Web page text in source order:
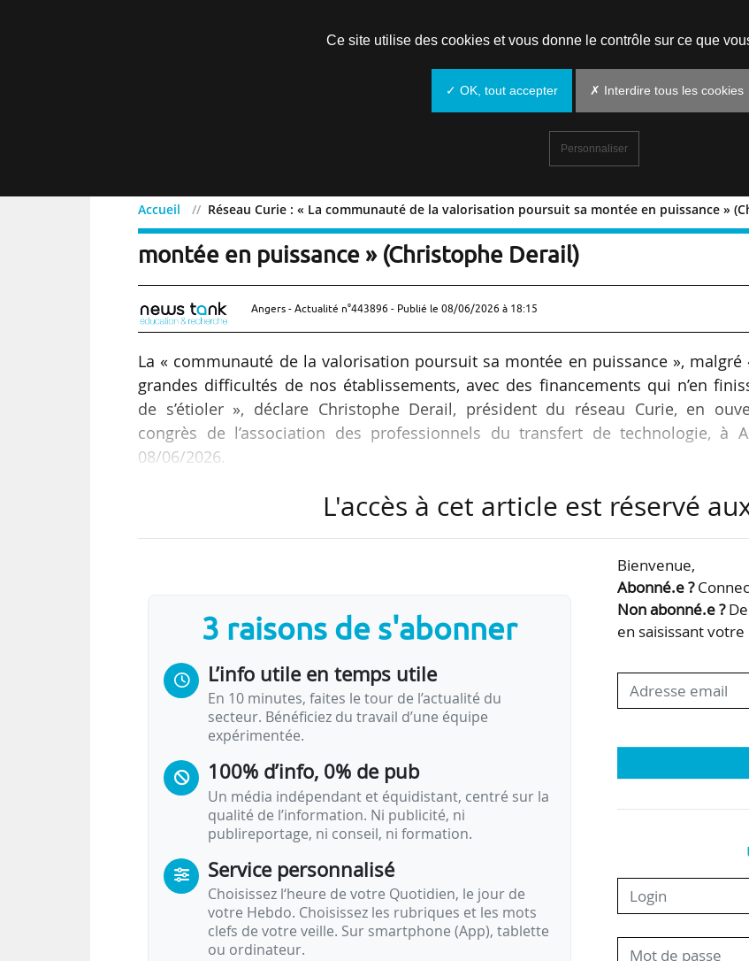
Accueil Réseau Curie : « La communauté de la valorisation poursuit sa montée en puissance »
Réseau Curie : « La communauté de la valorisation
montée en puissance » (Christophe Derail)
Angers - Actualité n°443896 - Publié le 08/06/2026 à 18:15
La « communauté de la valorisation poursuit sa montée en puissance », malgré
grandes difficultés de nos établissements, avec des financements qui n’en
de s’étioler », déclare Christophe Derail, président du réseau Curie, en
congrès de l’association des professionnels du transfert de technologie, à
08/06/2026.
Le congrès se tient jusqu’au 10/06 et rassemble plus de 600 inscrits, un chiffre
Il évoque la sortie, annoncée en avril 2026, d’un référentiel des métiers de la
d’une plateforme d’emploi (Valodeck). « Aujourd’hui, tous les métiers,
compétences sont répertoriés et définis dans un référentiel des métiers, et donc…
L'accès à cet article est réservé
3 raisons de s'abonner
L’info utile en temps utile
En 10 minutes, faites le tour de l’actualité du
secteur. Bénéficiez du travail d’une équipe
expérimentée.
100% d’info, 0% de pub
Un média indépendant et équidistant, centré sur la
qualité de l’information. Ni publicité, ni
publireportage, ni conseil, ni formation.
Service personnalisé
Choisissez l‘heure de votre Quotidien, le jour de
votre Hebdo. Choisissez les rubriques et les mots
clefs de votre veille. Sur smartphone (App), tablette
ou ordinateur.
Bienvenue,
Abonné.e ?
Non abonné.e ?
en saisissant votre
Ce site utilise des cookies et vous donne le contrôle sur ce que
✓ OK, tout accepter ✗ Interdire tous les cookies
Personnaliser